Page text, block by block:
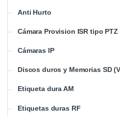
Anti Hurto
Cámara Provision ISR tipo PTZ
Cámaras IP
Discos duros y Memorias SD
Etiqueta dura AM
Etiquetas duras RF